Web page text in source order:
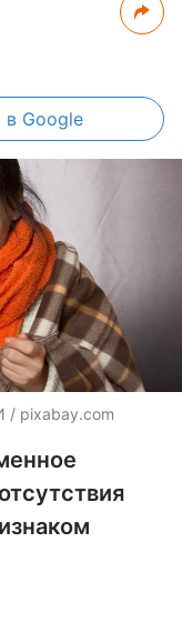
в Google
/ pixabay.com